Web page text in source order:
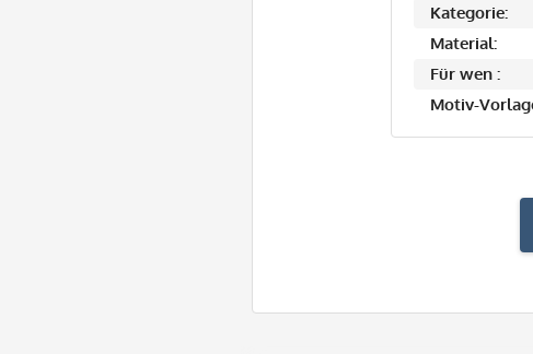
Kategorie:
Material:
Für wen :
Motiv-